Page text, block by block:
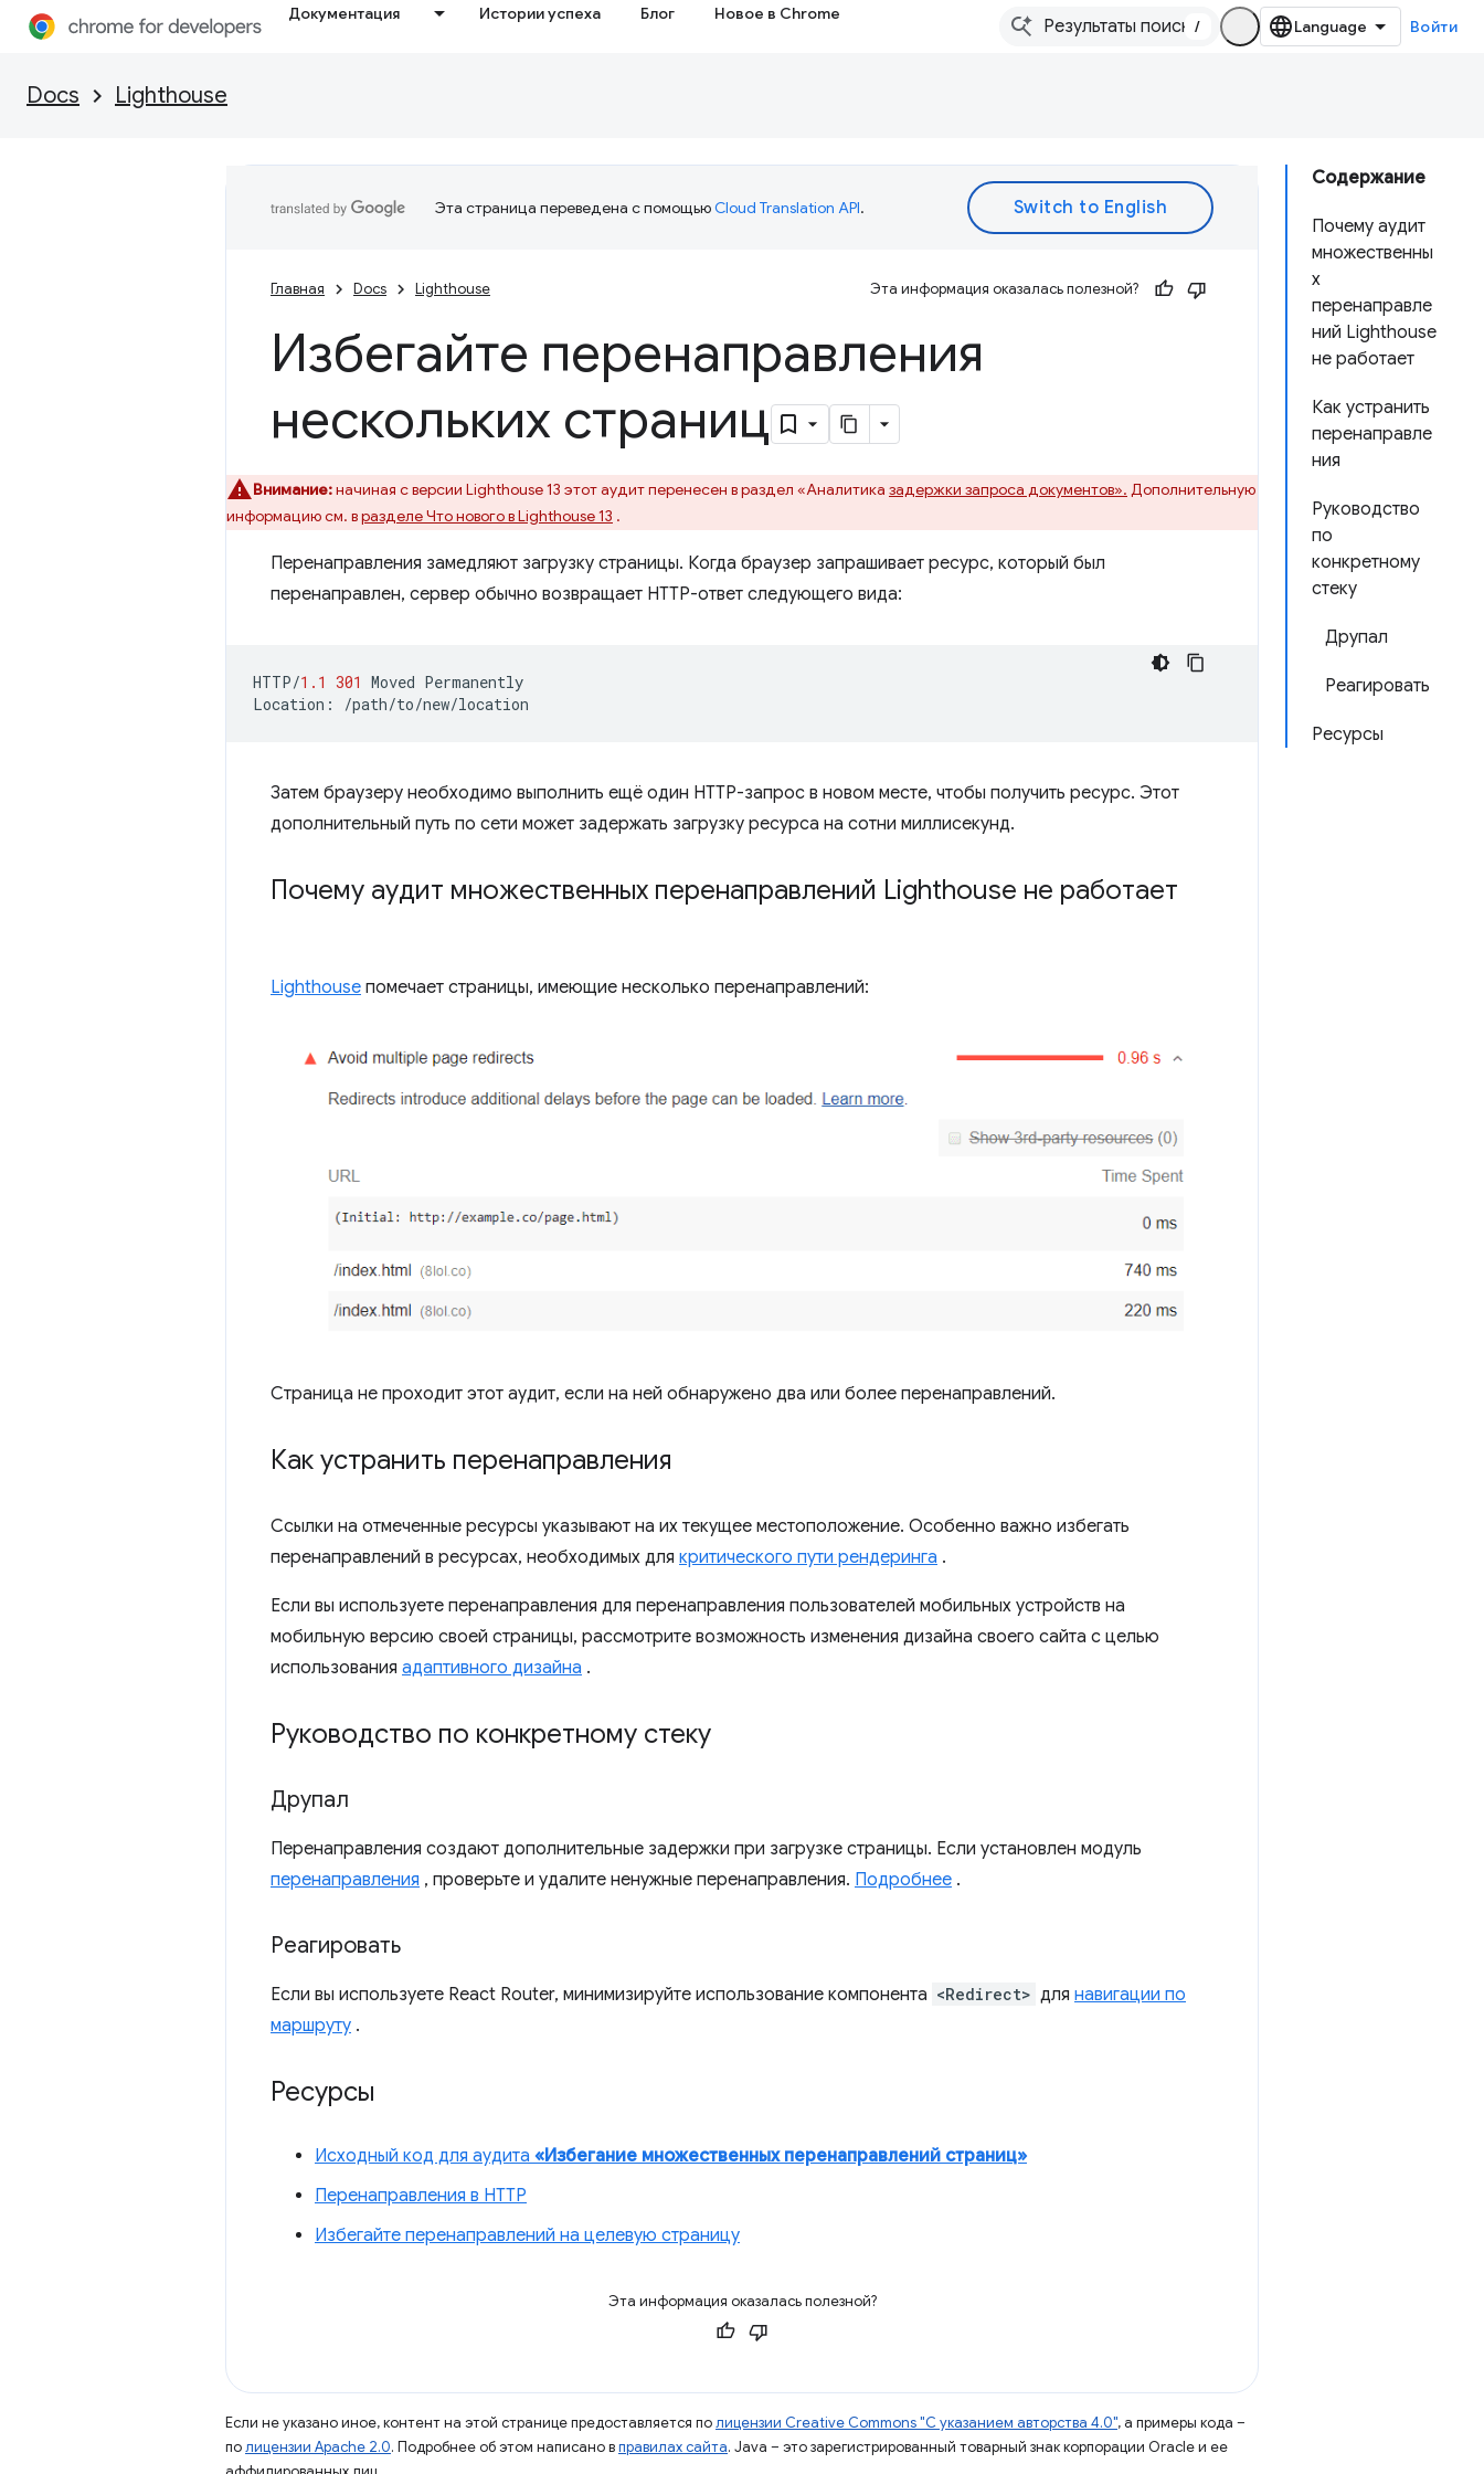
Документация Истории успеха Блог Новое в Chrome
/ Войти
Docs Lighthouse
Содержание
Почему аудит
множественны
х
перенаправле
ний Lighthouse
не работает
Как устранить
перенаправле
ния
Руководство
по
конкретному
стеку
Друпал
Реагировать
Ресурсы
Эта страница переведена с помощьюCloud Translation API.
Главная Docs Lighthouse Эта информация оказалась полезной?
Избегайте перенаправления
нескольких страниц
Внимание:начиная с версии Lighthouse 13 этот аудит перенесен в раздел «Аналитика задержки запроса документов». Дополнительную
информацию см. вразделе Что нового в Lighthouse 13 .
Перенаправления замедляют загрузку страницы. Когда браузер запрашивает ресурс, который был
перенаправлен, сервер обычно возвращает HTTP-ответ следующего вида:
HTTP/1.1 301 Moved Permanently
Location : /path/to/new/location
Затем браузеру необходимо выполнить ещё один HTTP-запрос в новом месте, чтобы получить ресурс. Этот
дополнительный путь по сети может задержать загрузку ресурса на сотни миллисекунд.
Почему аудит множественных перенаправлений Lighthouse не работает
Lighthouse помечает страницы, имеющие несколько перенаправлений:
Страница не проходит этот аудит, если на ней обнаружено два или более перенаправлений.
Как устранить перенаправления
Ссылки на отмеченные ресурсы указывают на их текущее местоположение. Особенно важно избегать
перенаправлений в ресурсах, необходимых для критического пути рендеринга .
Если вы используете перенаправления для перенаправления пользователей мобильных устройств на
мобильную версию своей страницы, рассмотрите возможность изменения дизайна своего сайта с целью
использования адаптивного дизайна .
Руководство по конкретному стеку
Друпал
Перенаправления создают дополнительные задержки при загрузке страницы. Если установлен модуль
перенаправления , проверьте и удалите ненужные перенаправления. Подробнее .
Реагировать
Если вы используете React Router, минимизируйте использование компонента <Redirect> для навигации по
маршруту .
Ресурсы
Исходный код для аудита «Избегание множественных перенаправлений страниц»
Перенаправления в HTTP
Избегайте перенаправлений на целевую страницу
Эта информация оказалась полезной?
Если не указано иное, контент на этой странице предоставляется полицензии Creative Commons "С указанием авторства 4.0", а примеры кода –
полицензии Apache 2.0. Подробнее об этом написано вправилах сайта. Java – это зарегистрированный товарный знак корпорации Oracle и ее